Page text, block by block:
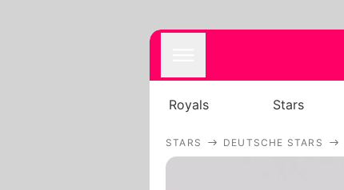
Royals Stars
STARS DEUTSCHE STARS